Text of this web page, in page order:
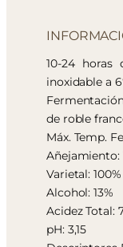
10-24
inoxidable a
de roble
Máx. Temp.
Añejamiento:
Varietal:
Alcohol: 13%
Acidez Total:
pH: 3,15